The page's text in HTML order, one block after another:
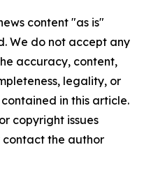
content "as is"
We do not accept any
accuracy, content,
legality, or
in this article.
copyright issues
the author